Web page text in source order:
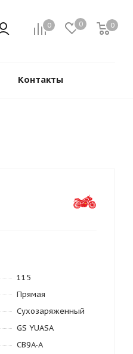
0 0 0
Контакты
115
Прямая
Сухозаряженный
GS YUASA
CB9A-A